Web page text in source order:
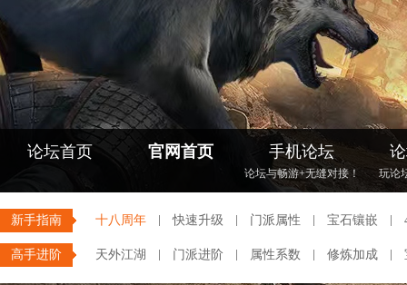
论坛首页 官网首页 手机论坛
论坛与畅游+无缝对接！ 玩论
新手指南 十八周年 快速升级 门派属性 宝石镶嵌
高手进阶 天外江湖 门派进阶 属性系数 修炼加成